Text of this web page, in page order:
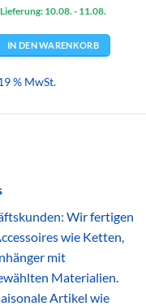
Lieferung: 10.08. - 11.08.
IN DEN WARENKORB
% MwSt.
Wir fertigen
wie Ketten,
mit
Materialien.
Artikel wie